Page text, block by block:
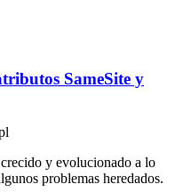
SameSite y
y evolucionado a lo
problemas heredados.